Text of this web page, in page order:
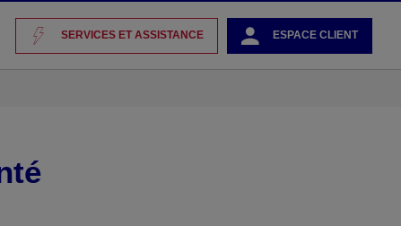
SERVICES ET ASSISTANCE ESPACE CLIENT